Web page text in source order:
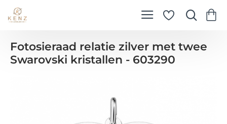
Fotosieraad relatie zilver met twee
Swarovski kristallen - 603290